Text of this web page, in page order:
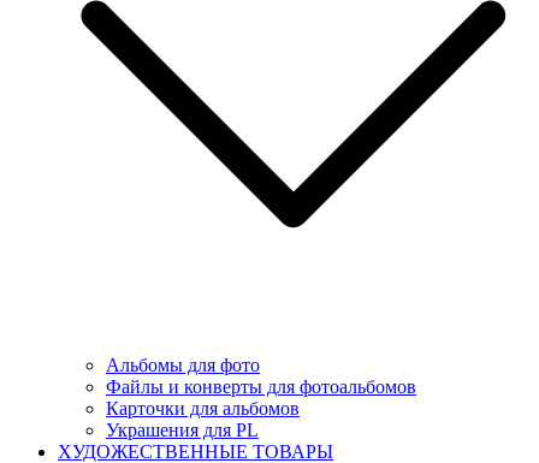
Альбомы для фото
Файлы и конверты для фотоальбомов
Карточки для альбомов
Украшения для PL
ХУДОЖЕСТВЕННЫЕ ТОВАРЫ